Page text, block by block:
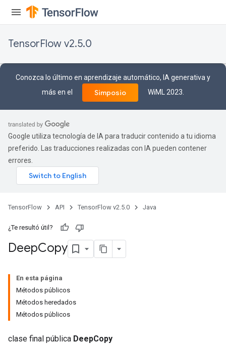
TensorFlow v2.5.0
Conozca lo último en aprendizaje automático, IA generativa y
más en el
Simposio WiML 2023.
Google utiliza tecnología de IA para traducir contenido a tu idioma
preferido. Las traducciones realizadas con IA pueden contener
errores.
TensorFlow API TensorFlow v2.5.0 Java
¿Te resultó útil?
DeepCopy
En esta página
Métodos públicos
Métodos heredados
Métodos públicos
clase final pública DeepCopy